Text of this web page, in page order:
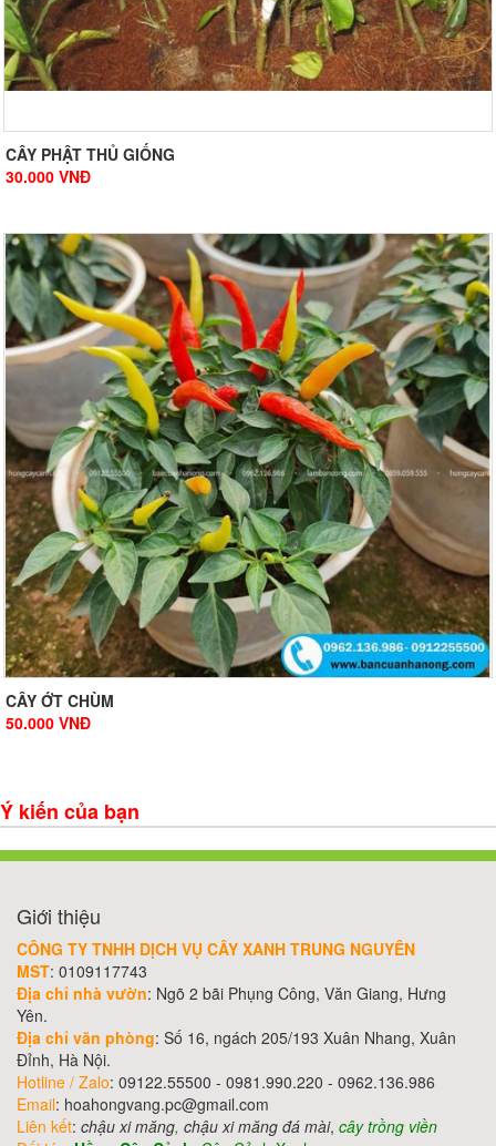
CÂY PHẬT THỦ GIỐNG
30.000 VNĐ
CÂY ỚT CHÙM
50.000 VNĐ
Ý kiến của bạn
Giới thiệu
CÔNG TY TNHH DỊCH VỤ CÂY XANH TRUNG NGUYÊN
MST: 0109117743
Địa chỉ nhà vườn: Ngõ 2 bãi Phụng Công, Văn Giang, Hưng
Yên.
Địa chỉ văn phòng: Số 16, ngách 205/193 Xuân Nhang, Xuân
Đỉnh, Hà Nội.
Hotline / Zalo: 09122.55500 - 0981.990.220 - 0962.136.986
Email: hoahongvang.pc@gmail.com
Liên kết: chậu xi măng, chậu xi măng đá mài, cây trồng viền